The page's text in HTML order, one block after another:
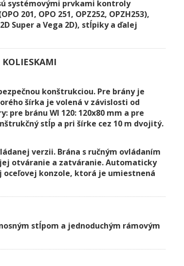
systémovými prvkami kontroly
201, OPO 251, OPZ252, OPZH253),
Super a Vega 2D), stĺpiky a ďalej
konštrukciou. Pre brány je
šírka je volená v závislosti od
pre bránu WI 120: 120x80 mm a pre
stĺp a pri šírke cez 10 m dvojitý.
verzii. Brána s ručným ovládaním
otváranie a zatváranie. Automaticky
oceľovej konzole, ktorá je umiestnená
stĺpom a jednoduchým rámovým